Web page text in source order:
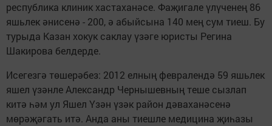
республика клиник хастаханәсе. Фаҗигале үлүченең 86
яшьлек әнисенә - 200, ә абыйсына 140 мең сум тиеш. Бу
турыда Казан хокук саклау үзәге юристы Регина
Шакирова белдерде.
Исегезгә төшерәбез: 2012 елның февралендә 59 яшьлек
яшел үзәнле Александр Чернышевның теше сызлап
китә һәм ул Яшел Үзән үзәк район дәваханәсенә
мөрәҗәгать итә. Анда аны тиешле медицина җиһазы